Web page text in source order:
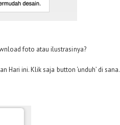
foto atau ilustrasinya?
ini. Klik saja button ‘unduh’ di sana.